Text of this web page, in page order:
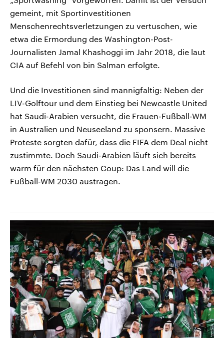
gemeint, mit Sportinvestitionen
Menschenrechtsverletzungen zu vertuschen, wie
etwa die Ermordung des Washington-Post-
Journalisten Jamal Khashoggi im Jahr 2018, die laut
CIA auf Befehl von bin Salman erfolgte.
Und die Investitionen sind mannigfaltig: Neben der
LIV-Golftour und dem Einstieg bei Newcastle United
hat Saudi-Arabien versucht, die Frauen-Fußball-WM
in Australien und Neuseeland zu sponsern. Massive
Proteste sorgten dafür, dass die FIFA dem Deal nicht
zustimmte. Doch Saudi-Arabien läuft sich bereits
warm für den nächsten Coup: Das Land will die
Fußball-WM 2030 austragen.